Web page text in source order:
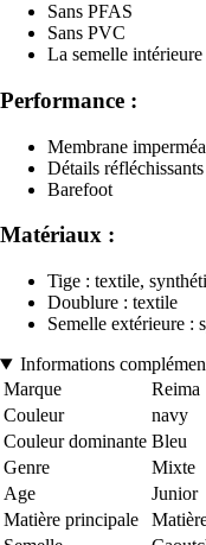
Sans PFAS
Sans PVC
La semelle
Performance :
Membrane
Détails réfléchissants
Barefoot
Matériaux :
Tige : textile,
Doublure : textile
Semelle extérieure :
Informations
Marque
Reima
Couleur
navy
Couleur dominante Bleu
Genre
Mixte
Age
Junior
Matière principale